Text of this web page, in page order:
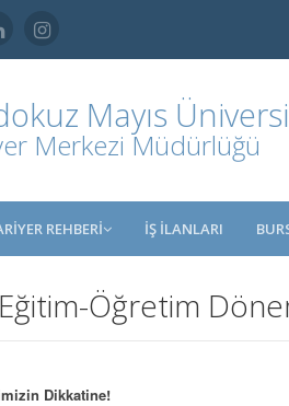
Mayıs
Merkezi Müdürlüğü
REHBERİ İŞ İLANLARI
Öğretim
Dikkatine!